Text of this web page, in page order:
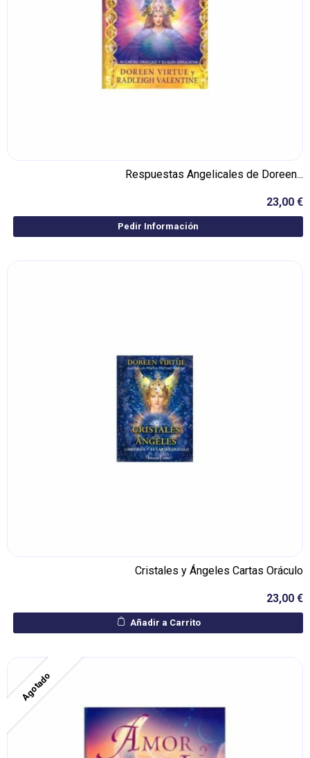
Respuestas Angelicales de Doreen...
23,00 €
Pedir Información
Cristales y Ángeles Cartas Oráculo
23,00 €
Añadir a Carrito
Agotado